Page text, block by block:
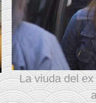
La viuda del